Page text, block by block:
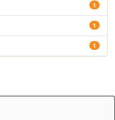
1
1
1